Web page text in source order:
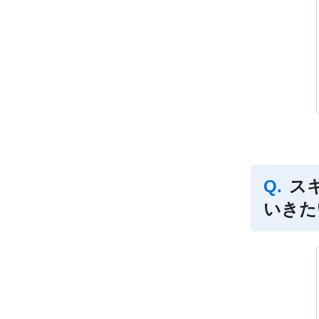
ス
いき